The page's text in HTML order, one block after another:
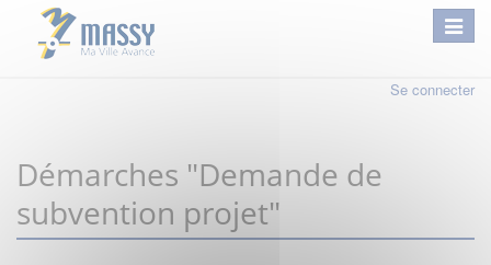
Se connecter
Démarches "Demande de
subvention projet"